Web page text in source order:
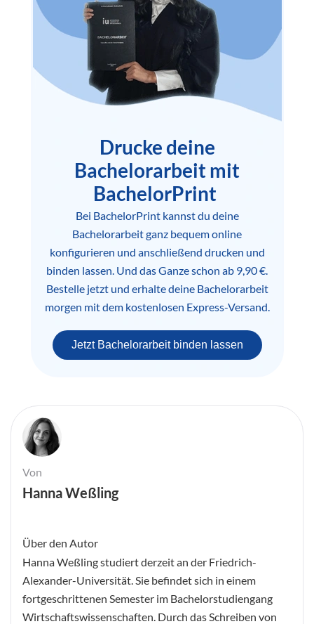
Drucke deine
Bachelorarbeit mit
BachelorPrint
Bei BachelorPrint kannst du deine
Bachelorarbeit ganz bequem online
konfigurieren und anschließend drucken und
binden lassen. Und das Ganze schon ab 9,90 €.
Bestelle jetzt und erhalte deine Bachelorarbeit
morgen mit dem kostenlosen Express-Versand.
Jetzt Bachelorarbeit binden lassen
Von
Hanna Weßling
Über den Autor
Hanna Weßling studiert derzeit an der Friedrich-
Alexander-Universität. Sie befindet sich in einem
fortgeschrittenen Semester im Bachelorstudiengang
Wirtschaftswissenschaften. Durch das Schreiben von